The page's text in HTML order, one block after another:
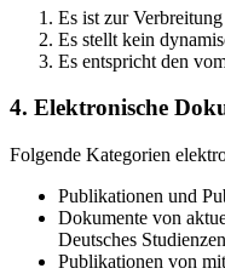
Es ist zur
Es stellt kein
Es entspricht den
4. Elektronische
Folgende Kategorien
Publikationen und
Dokumente von
Deutsches
Publikationen von